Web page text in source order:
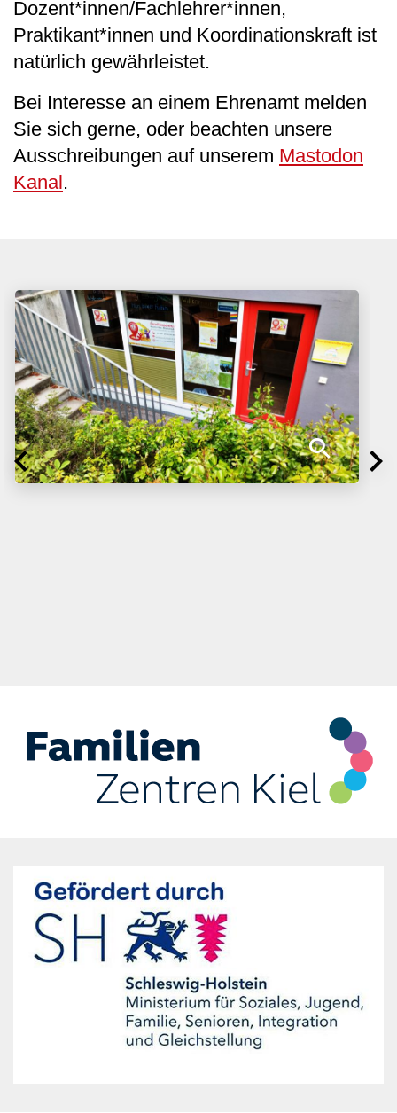
Dozent*innen/Fachlehrer*innen,
Praktikant*innen und Koordinationskraft ist
natürlich gewährleistet.
Bei Interesse an einem Ehrenamt melden
Sie sich gerne, oder beachten unsere
Ausschreibungen auf unserem Mastodon
Kanal.